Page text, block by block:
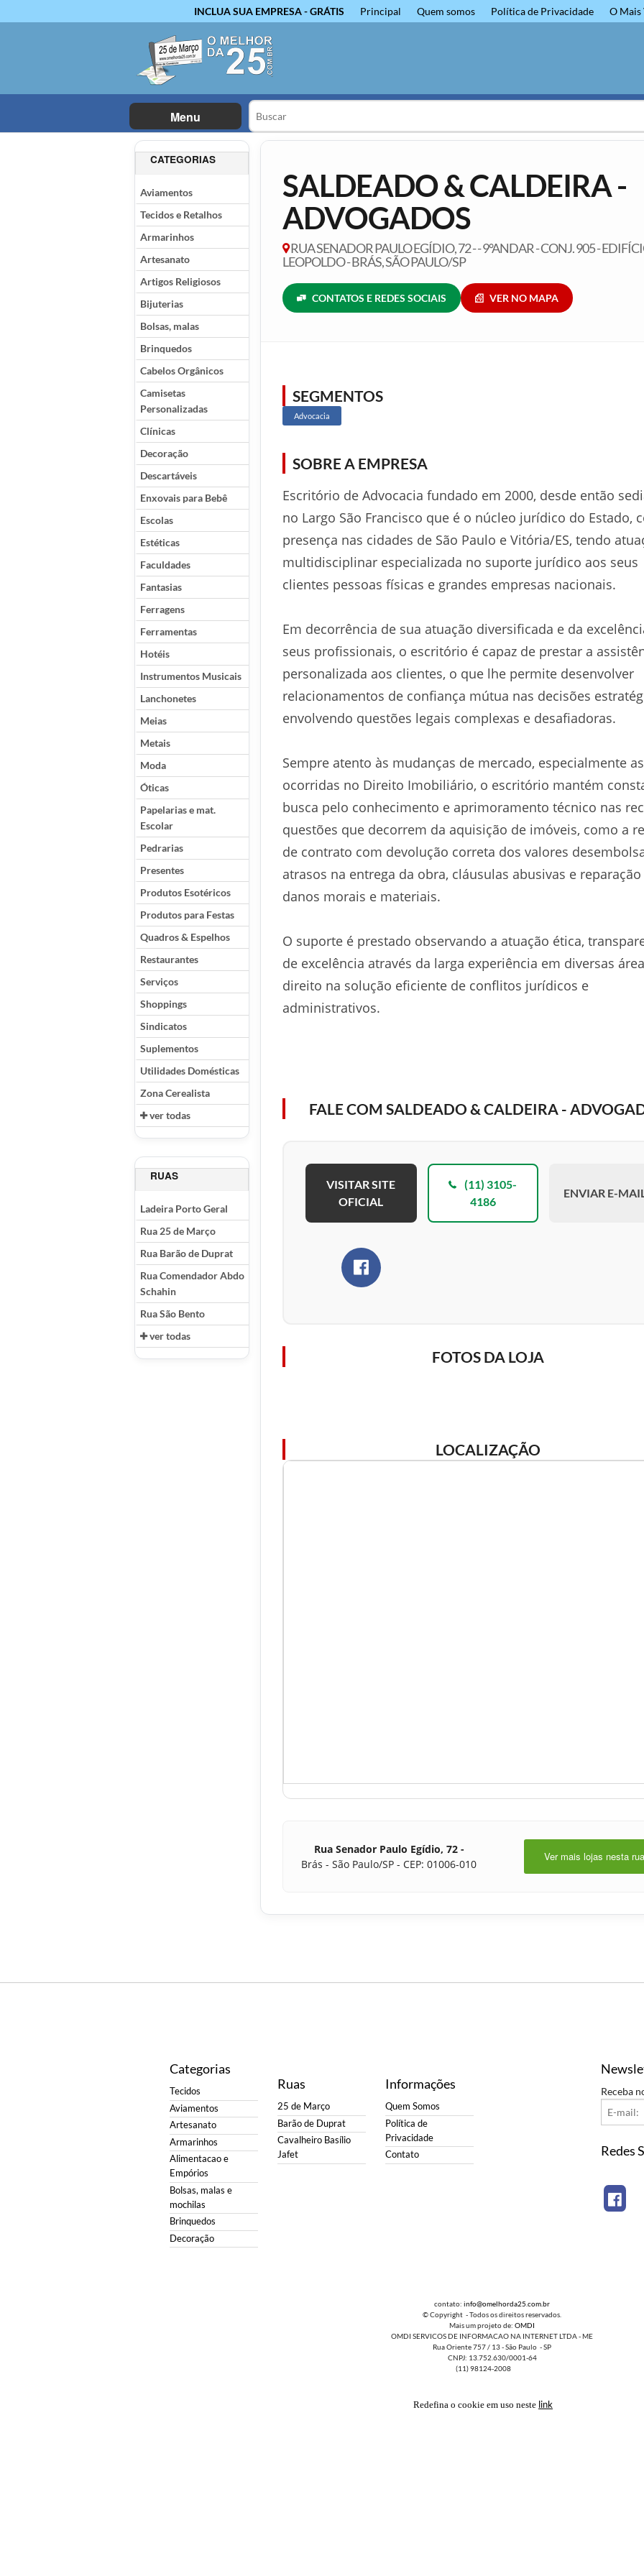
INCLUA SUA EMPRESA - GRÁTIS Principal Quem somos Política de Privacidade O Mais
Menu
CATEGORIAS
Aviamentos
Tecidos e Retalhos
Armarinhos
Artesanato
Artigos Religiosos
Bijuterias
Bolsas, malas
Brinquedos
Cabelos Orgânicos
Camisetas
Personalizadas
Clínicas
Decoração
Descartáveis
Enxovais para Bebê
Escolas
Estéticas
Faculdades
Fantasias
Ferragens
Ferramentas
Hotéis
Instrumentos Musicais
Lanchonetes
Meias
Metais
Moda
Óticas
Papelarias e mat.
Escolar
Pedrarias
Presentes
Produtos Esotéricos
Produtos para Festas
Quadros & Espelhos
Restaurantes
Serviços
Shoppings
Sindicatos
Suplementos
Utilidades Domésticas
Zona Cerealista
ver todas
RUAS
Ladeira Porto Geral
Rua 25 de Março
Rua Barão de Duprat
Rua Comendador Abdo
Schahin
Rua São Bento
ver todas
SALDEADO & CALDEIRA -
ADVOGADOS
RUA SENADOR PAULO EGÍDIO, 72 - - 9°ANDAR - CONJ. 905 -
LEOPOLDO - BRÁS, SÃO PAULO/SP
CONTATOS E REDES SOCIAIS VER NO MAPA
SEGMENTOS
Advocacia
SOBRE A EMPRESA
Escritório de Advocacia fundado em 2000, desde então
no Largo São Francisco que é o núcleo jurídico do Estado,
presença nas cidades de São Paulo e Vitória/ES, tendo
multidisciplinar especializada no suporte jurídico aos seus
clientes pessoas físicas e grandes empresas nacionais.
Em decorrência de sua atuação diversificada e da
seus profissionais, o escritório é capaz de prestar a
personalizada aos clientes, o que lhe permite desenvolver
relacionamentos de confiança mútua nas decisões
envolvendo questões legais complexas e desafiadoras.
Sempre atento às mudanças de mercado, especialmente as
ocorridas no Direito Imobiliário, o escritório mantém
busca pelo conhecimento e aprimoramento técnico nas
questões que decorrem da aquisição de imóveis, como a
de contrato com devolução correta dos valores
atrasos na entrega da obra, cláusulas abusivas e
danos morais e materiais.
O suporte é prestado observando a atuação ética,
de excelência através da larga experiência em diversas
direito na solução eficiente de conflitos jurídicos e
administrativos.
FALE COM SALDEADO & CALDEIRA -
VISITAR SITE
OFICIAL
(11) 3105-
4186
ENVIAR E-
FOTOS DA LOJA
LOCALIZAÇÃO
Rua Senador Paulo Egídio, 72 -
Brás - São Paulo/SP - CEP: 01006-010
Ver mais lojas nesta rua
Categorias
Tecidos
Aviamentos
Artesanato
Armarinhos
Alimentacao e
Empórios
Bolsas, malas e
mochilas
Brinquedos
Decoração
Ruas
25 de Março
Barão de Duprat
Cavalheiro Basílio
Jafet
Informações
Quem Somos
Política de
Privacidade
Contato
Receba
Redes
contato: info@omelhorda25.com.br
© Copyright - Todos os direitos reservados.
Mais um projeto de: OMDI
OMDI SERVICOS DE INFORMACAO NA INTERNET LTDA - ME
Rua Oriente 757 / 13 - São Paulo - SP
CNPJ: 13.752.630/0001-64
(11) 98124-2008
Redefina o cookie em uso neste link